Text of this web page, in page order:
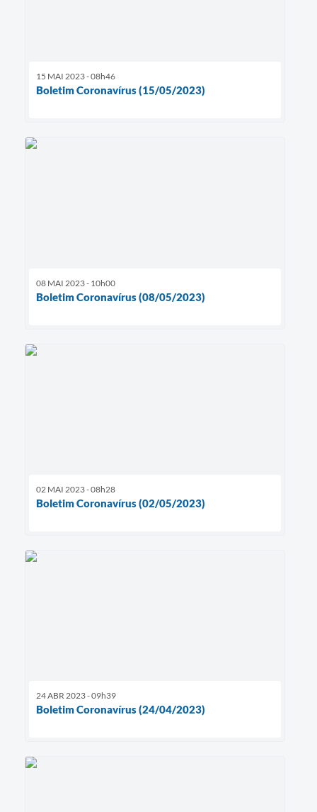
15 MAI 2023 - 08h46
Boletim Coronavírus (15/05/2023)
08 MAI 2023 - 10h00
Boletim Coronavírus (08/05/2023)
02 MAI 2023 - 08h28
Boletim Coronavírus (02/05/2023)
24 ABR 2023 - 09h39
Boletim Coronavírus (24/04/2023)